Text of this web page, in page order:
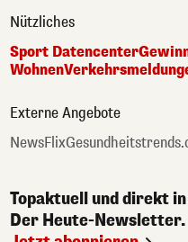
Nützliches
Sport Datencenter
Wohnen
Externe Angebote
NewsFlix
Topaktuell und direkt
Der Heute-Newsletter.